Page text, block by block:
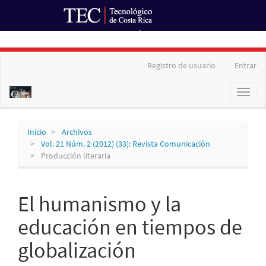
principal
Registro de usuario Entrar
Toggle
Inicio
Archivos
Vol. 21 Núm. 2 (2012) (33): Revista Comunicación
Producción literaria
El humanismo y la
educación en tiempos de
globalización